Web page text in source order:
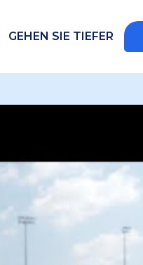
GEHEN SIE TIEFER